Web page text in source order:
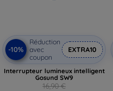
-10%
Réduction
avec
coupon
EXTRA10
Interrupteur lumineux intelligent
Gosund SW9
16,90 €